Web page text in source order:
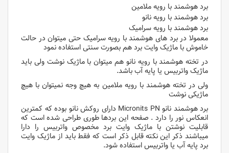
برد هوشمند با رویه ملامین
برد هوشمند با رویه نانو
برد هوشمند با رویه سرامیک
معمولا در برد های هوشمند با رویه سرامیک حتی میتوان در حالت
خاموش با ماژیک وایت برد هم بصورت سنتی استفاده نمود
در تخته هوشمند با رویه نانو هم میتوان با ماژیک نوشت ولی باید
ماژیک واتربیس یا پایه آب باشد.
ولی در تخته هوشمند با رویه ملامین به هیچ وجه نمیتوان با هیچ
ماژیکی نوشت
برد هوشمند نانو Micronits PN دارای روکش نانو بوده که کمترین
انعکاس نور را دارد . صفحه این بردها طوری طراحی شده است که
قابلیت نوشتن با ماژیک وایت برد مخصوص واتربیس را دارا
میباشند ذکر این نکته قابل ذکر است که فقط باید از ماژیک وایت
برد پایه آب یا واتربیس استفاده شود.